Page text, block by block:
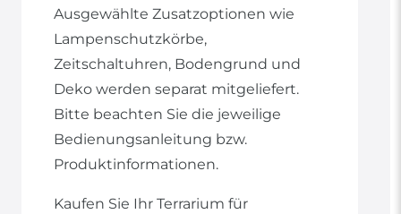
Ausgewählte Zusatzoptionen wie
Lampenschutzkörbe,
Zeitschaltuhren, Bodengrund und
Deko werden separat mitgeliefert.
Bitte beachten Sie die jeweilige
Bedienungsanleitung bzw.
Produktinformationen.
Kaufen Sie Ihr Terrarium für